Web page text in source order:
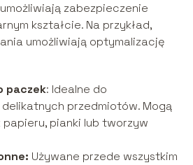
zabezpieczenie
kształcie. Na przykład,
umożliwiają optymalizację
paczek: Idealne do
przedmiotów. Mogą
pianki lub tworzyw
Używane przede wszystkim